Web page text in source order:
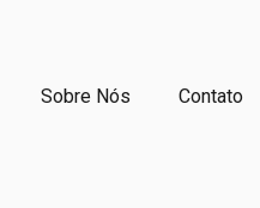
Sobre Nós Contato